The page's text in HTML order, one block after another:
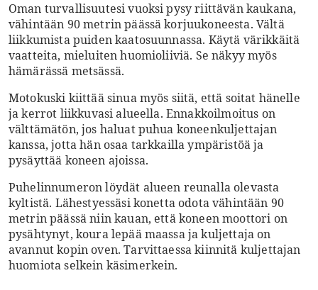
Oman turvallisuutesi vuoksi pysy riittävän kaukana,
vähintään 90 metrin päässä korjuukoneesta. Vältä
liikkumista puiden kaatosuunnassa. Käytä värikkäitä
vaatteita, mieluiten huomioliiviä. Se näkyy myös
hämärässä metsässä.
Motokuski kiittää sinua myös siitä, että soitat hänelle
ja kerrot liikkuvasi alueella. Ennakkoilmoitus on
välttämätön, jos haluat puhua koneenkuljettajan
kanssa, jotta hän osaa tarkkailla ympäristöä ja
pysäyttää koneen ajoissa.
Puhelinnumeron löydät alueen reunalla olevasta
kyltistä. Lähestyessäsi konetta odota vähintään 90
metrin päässä niin kauan, että koneen moottori on
pysähtynyt, koura lepää maassa ja kuljettaja on
avannut kopin oven. Tarvittaessa kiinnitä kuljettajan
huomiota selkein käsimerkein.